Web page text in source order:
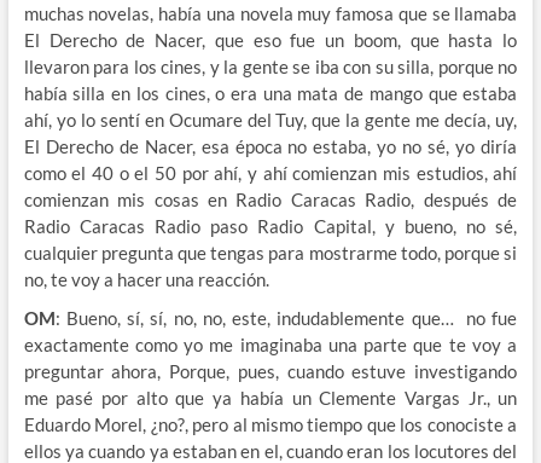
muchas novelas, había una novela muy famosa que se llamaba
El Derecho de Nacer, que eso fue un boom, que hasta lo
llevaron para los cines, y la gente se iba con su silla, porque no
había silla en los cines, o era una mata de mango que estaba
ahí, yo lo sentí en Ocumare del Tuy, que la gente me decía, uy,
El Derecho de Nacer, esa época no estaba, yo no sé, yo diría
como el 40 o el 50 por ahí, y ahí comienzan mis estudios, ahí
comienzan mis cosas en Radio Caracas Radio, después de
Radio Caracas Radio paso Radio Capital, y bueno, no sé,
cualquier pregunta que tengas para mostrarme todo, porque si
no, te voy a hacer una reacción.
OM: Bueno, sí, sí, no, no, este, indudablemente que… no fue
exactamente como yo me imaginaba una parte que te voy a
preguntar ahora, Porque, pues, cuando estuve investigando
me pasé por alto que ya había un Clemente Vargas Jr., un
Eduardo Morel, ¿no?, pero al mismo tiempo que los conociste a
ellos ya cuando ya estaban en el, cuando eran los locutores del